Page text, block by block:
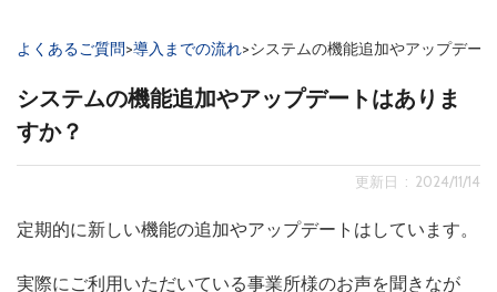
よくあるご質問>導入までの流れ>システムの機能追加やアップデー
システムの機能追加やアップデートはありま
すか？
更新日 : 2024/11/14
定期的に新しい機能の追加やアップデートはしています。
実際にご利用いただいている事業所様のお声を聞きなが